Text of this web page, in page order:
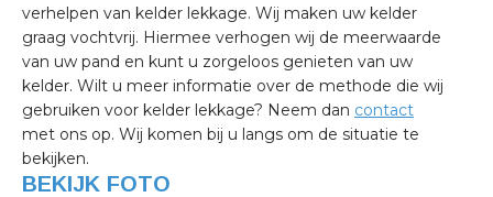
verhelpen van kelder lekkage. Wij maken uw kelder
graag vochtvrij. Hiermee verhogen wij de meerwaarde
van uw pand en kunt u zorgeloos genieten van uw
kelder. Wilt u meer informatie over de methode die wij
gebruiken voor kelder lekkage? Neem dan contact
met ons op. Wij komen bij u langs om de situatie te
bekijken.
BEKIJK FOTO